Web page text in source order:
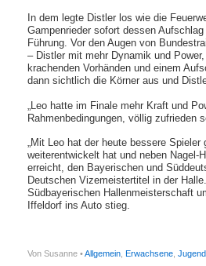
In dem legte Distler los wie die
Gampenrieder sofort dessen
Führung. Vor den Augen von
– Distler mit mehr Dynamik und
krachenden Vorhänden und einem
dann sichtlich die Körner aus und
„Leo hatte im Finale mehr Kraft und
Rahmenbedingungen, völlig zufrieden
„Mit Leo hat der heute bessere
weiterentwickelt hat und neben
erreicht, den Bayerischen und
Deutschen Vizemeistertitel in der
Südbayerischen Hallenmeisterschaft
Iffeldorf ins Auto stieg.
Von Susanne •Allgemein Erwachsene Jugend